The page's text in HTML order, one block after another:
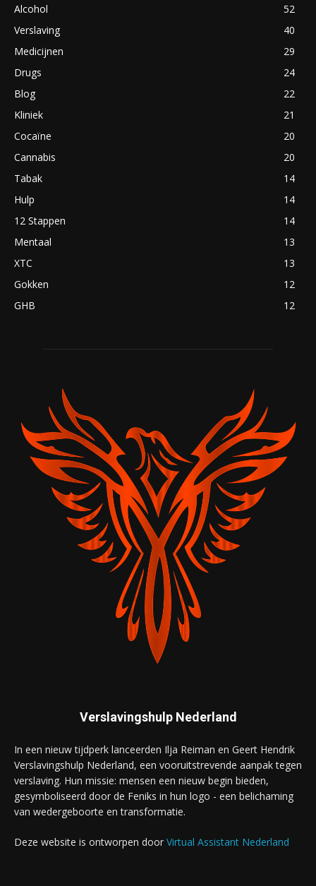
Alcohol
52
Verslaving
40
Medicijnen
29
Drugs
24
Blog
22
Kliniek
21
Cocaïne
20
Cannabis
20
Tabak
14
Hulp
14
12 Stappen
14
Mentaal
13
XTC
13
Gokken
12
GHB
12
Verslavingshulp Nederland
In een nieuw tijdperk lanceerden Ilja Reiman en Geert Hendrik
Verslavingshulp Nederland, een vooruitstrevende aanpak tegen
verslaving. Hun missie: mensen een nieuw begin bieden,
gesymboliseerd door de Feniks in hun logo - een belichaming
van wedergeboorte en transformatie.
Deze website is ontworpen door Virtual Assistant Nederland